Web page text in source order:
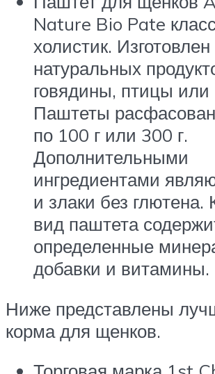
Nature Bio Pate
холистик. Изготовлен
натуральных
говядины, птицы
Паштеты
по 100 г или 300 г.
Дополнительными
ингредиентами
и злаки без
вид паштета
определенные
добавки и витамины.
Ниже представлены
корма для щенков.